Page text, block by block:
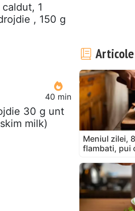
1
, 150 g
40 min
30 g unt
milk)
Articole
Meniul zilei,
flambati, pui